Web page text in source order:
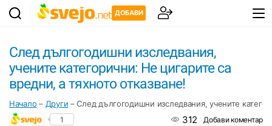
ДОБАВИ
След дългогодишни изследвания,
учените категорични: Не цигарите са
вредни, а тяхното отказване!
Начало – Други –След дългогодишни изследвания, учените
1 312 Добави коментар